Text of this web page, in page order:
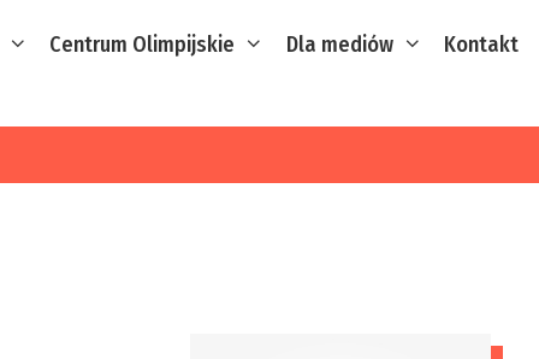
Centrum Olimpijskie Dla mediów Kontakt